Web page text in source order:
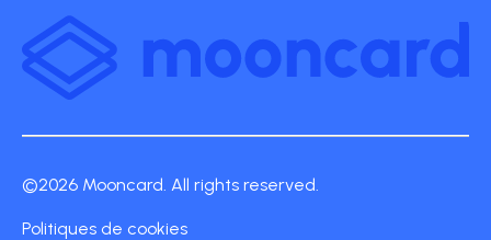
©2026 Mooncard. All rights reserved.
Politiques de cookies